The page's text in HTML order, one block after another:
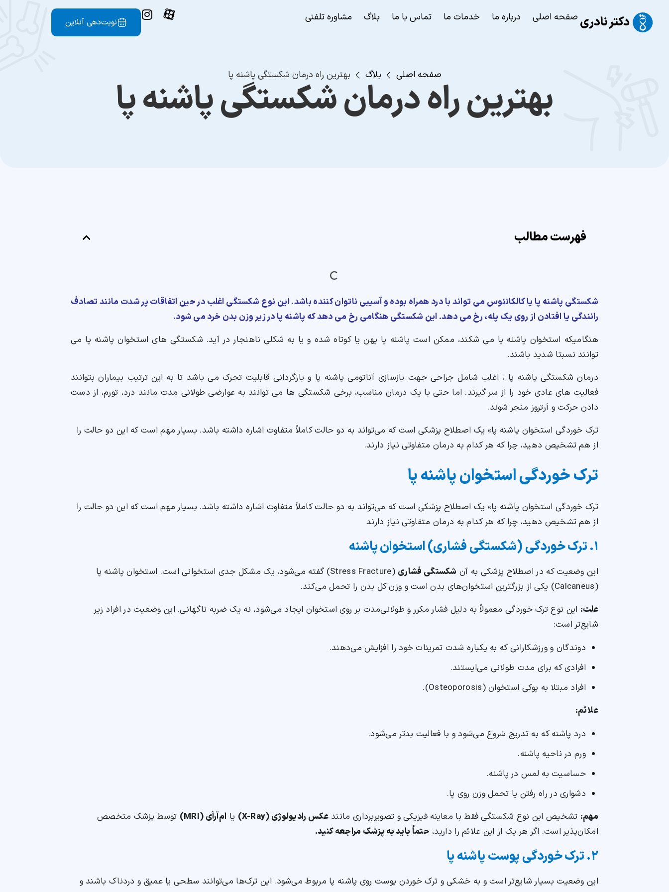
صفحه اصلی درباره ما خدمات ما تماس با ما بلاگ مشاوره تلفنی نوبت‌دهی آنلاین
صفحه اصلی بلاگ بهترین راه درمان شکستگی پاشنه پا
بهترین راه درمان شکستگی پاشنه پا
فهرست مطالب
شکستگی پاشنه پا یا کالکانئوس می تواند با درد همراه بوده و آسیبی ناتوان کننده باشد. این نوع شکستگی اغلب در حین اتفاقات پر شدت مانند تصادف
رانندگی یا افتادن از روی یک پله، رخ می دهد. این شکستگی هنگامی رخ می دهد که پاشنه پا در زیر وزن بدن خرد می شود.
هنگامیکه استخوان پاشنه پا می شکند، ممکن است پاشنه پا پهن یا کوتاه شده و یا به شکلی ناهنجار در آید. شکستگی های استخوان پاشنه پا می
توانند نسبتا شدید باشند.
درمان شکستگی پاشنه پا ، اغلب شامل جراحی جهت بازسازی آناتومی پاشنه پا و بازگردانی قابلیت تحرک می باشد تا به این ترتیب بیماران بتوانند
فعالیت های عادی خود را از سر گیرند. اما حتی با یک درمان مناسب، برخی شکستگی ها می توانند به عوارضی طولانی مدت مانند درد، تورم، از دست
دادن حرکت و آرتروز منجر شوند.
ترک خوردگی استخوان پاشنه پا» یک اصطلاح پزشکی است که می‌تواند به دو حالت کاملاً متفاوت اشاره داشته باشد. بسیار مهم است که این دو حالت را
از هم تشخیص دهید، چرا که هر کدام به درمان متفاوتی نیاز دارند.
ترک خوردگی استخوان پاشنه پا
ترک خوردگی استخوان پاشنه پا» یک اصطلاح پزشکی است که می‌تواند به دو حالت کاملاً متفاوت اشاره داشته باشد. بسیار مهم است که این دو حالت را
از هم تشخیص دهید، چرا که هر کدام به درمان متفاوتی نیاز دارند
۱. ترک خوردگی (شکستگی فشاری) استخوان پاشنه
این وضعیت که در اصطلاح پزشکی به آن شکستگی فشاری
(Stress Fracture) گفته می‌شود، یک مشکل جدی استخوانی است. استخوان پاشنه پا
(Calcaneus) یکی از بزرگترین استخوان‌های بدن است و وزن کل بدن را تحمل می‌کند.
علت: این نوع ترک خوردگی معمولاً به دلیل فشار مکرر و طولانی‌مدت بر روی استخوان ایجاد می‌شود، نه یک ضربه ناگهانی. این وضعیت در افراد زیر
شایع‌تر است:
دوندگان و ورزشکارانی که به یکباره شدت تمرینات خود را افزایش می‌دهند.
افرادی که برای مدت طولانی می‌ایستند.
افراد مبتلا به پوکی استخوان (Osteoporosis).
علائم:
درد پاشنه که به تدریج شروع می‌شود و با فعالیت بدتر می‌شود.
ورم در ناحیه پاشنه.
حساسیت به لمس در پاشنه.
دشواری در راه رفتن یا تحمل وزن روی پا.
مهم: تشخیص این نوع شکستگی فقط با معاینه فیزیکی و تصویربرداری مانندعکس رادیولوژی (X-Ray) یا ام‌آرآی (MRI)
توسط پزشک متخصص
امکان‌پذیر است. اگر هر یک از این علائم را دارید، حتماً باید به پزشک مراجعه کنید.
۲. ترک خوردگی پوست پاشنه پا
این وضعیت بسیار شایع‌تر است و به خشکی و ترک خوردن پوست روی پاشنه پا مربوط می‌شود. این ترک‌ها می‌توانند سطحی یا عمیق و دردناک باشند و